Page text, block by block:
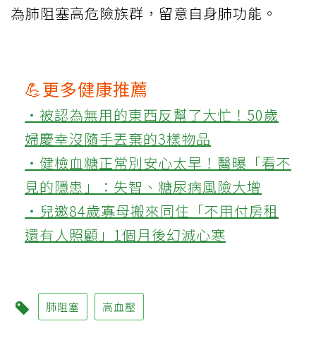
為肺阻塞高危險族群，留意自身肺功能。
💪更多健康推薦
‧被認為無用的東西反幫了大忙！50歲
婦慶幸沒隨手丟棄的3樣物品
‧健檢血糖正常別安心太早！醫曝「看不
見的隱患」：失智、糖尿病風險大增
‧兒邀84歲寡母搬來同住「不用付房租
還有人照顧」1個月後幻滅心寒
肺阻塞 高血壓